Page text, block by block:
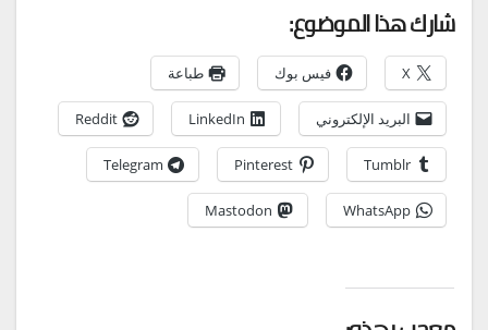
شارك هذا الموضوع:
X فيس بوك طباعة
البريد الإلكتروني LinkedIn
Reddit
Tumblr
Pinterest
Telegram
WhatsApp
Mastodon